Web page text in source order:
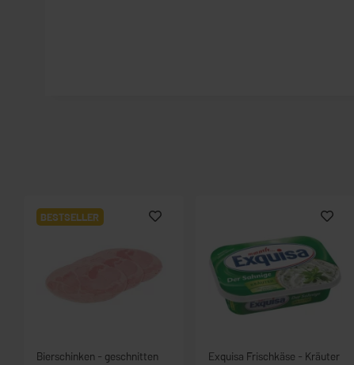
BESTSELLER
Bierschinken - geschnitten
Exquisa Frischkäse - Kräuter